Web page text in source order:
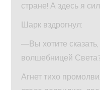
стране! А здесь я
Шарк вздрогнул:
—Вы хотите сказать,
волшебницей
Агнет тихо